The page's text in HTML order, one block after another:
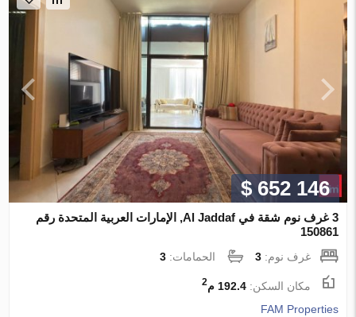
$ 652 146
3 غرف نوم شقة في Al Jaddaf, الإمارات العربية المتحدة رقم
150861
غرف نوم:3 الحمامات:3
مكان السكن:192.4 م 2
FAM Properties